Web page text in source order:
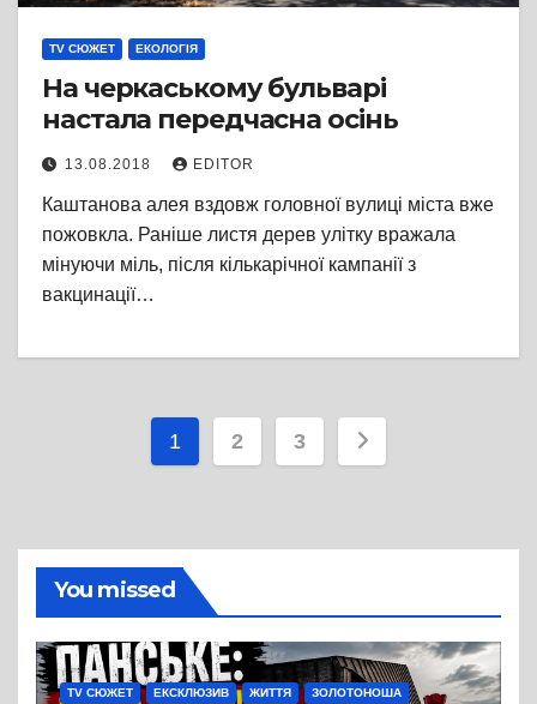
TV СЮЖЕТ ЕКОЛОГІЯ
На черкаському бульварі
настала передчасна осінь
13.08.2018 EDITOR
Каштанова алея вздовж головної вулиці міста вже
пожовкла. Раніше листя дерев улітку вражала
мінуючи міль, після кількарічної кампанії з
вакцинації…
Пагінація
1 2 3
You missed
TV СЮЖЕТ ЕКСКЛЮЗИВ ЖИТТЯ ЗОЛОТОНОША